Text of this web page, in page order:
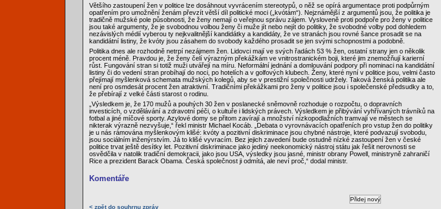
Většího zastoupení žen v politice lze dosáhnout vyvrácením stereotypů, o něž se opírá argumentace proti podpůrným
opatřením pro umožnění ženám převzít větší díl politické moci („kvótám“). Nejznámější z argumentů jsou, že politika je
tradičně mužské pole působnosti, že ženy nemají o veřejnou správu zájem. Vysloveně proti podpoře pro ženy v politice
jsou také argumenty, že je svobodnou volbou ženy či muže jít nebo nejít do politiky, že svobodné volby pod dohledem
nezávislých médií vyberou ty nejkvalitnější kandidátky a kandidáty, že ve stranách jsou rovné šance prosadit se na
kandidátní listiny, že kvóty jsou zásahem do svobody každého prosadit se jen svými schopnostmi a podobně.
Politika dnes ale rozhodně netrpí nezájmem žen. Lidovci mají ve svých řadách 53 % žen, ostatní strany jen o několik
procent méně. Pravdou je, že ženy čelí výrazným překážkám ve vnitrostranickém boji, které jim znemožňují karierní
růst. Fungování stran si totiž muži utvářejí na míru. Neformální jednání a domlouvání podpory při nominaci na kandidátní
listiny či do vedení stran probíhají do noci, po hotelích a v golfových klubech. Ženy, které nyní v politice jsou, velmi často
přejímají myšlenková schemata mužských kolegů, aby se v prestižní společnosti udržely. Taková ženská politika ale
není pro osmdesát procent žen atraktivní. Tradičními překážkami pro ženy v politice jsou i společenské předsudky a to,
že přebírají z velké části starost o rodinu.
„Výsledkem je, že 170 mužů a pouhých 30 žen v poslanecké sněmovně rozhoduje o rozpočtu, o dopravních
investicích, o vzdělávání a zdravotní péči, o kultuře i lidských právech. Výsledkem je přibývání vyhřívaných trávníků na
fotbal a jiné míčové sporty. Azylové domy se přitom zavírají a množství nízkopodlažních tramvají ve městech se
nikterak výrazně nezvyšuje,“ řekl ministr Michael Kocáb. „Debata o vyrovnávacích opatřeních pro vstup žen do politiky
je u nás rámována myšlenkovým klišé: kvóty a pozitivní diskriminace jsou chybné nástroje, které podvazují svobodu,
jsou sociálním inženýrstvím. Já to klišé vyvracím. Bez jejich zavedení bude ostudně nízké zastoupení žen v české
politice trvat ještě desítky let. Pozitivní diskriminace jako jediný neekonomický nástroj státu jak řešit nerovnosti se
osvědčila v natolik tradiční demokracii, jako jsou USA, výsledky jsou jasné, ministr obrany Powell, ministryně zahraničí
Rice a prezident Barack Obama. Česká společnost ji odmítá, ale neví proč,“ dodal ministr.
Komentáře
< zpět do souhrnu zpráv